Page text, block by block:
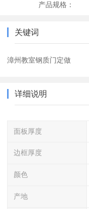
产品规格：
关键词
漳州教室钢质门定做
详细说明
面板厚度
边框厚度
颜色
产地